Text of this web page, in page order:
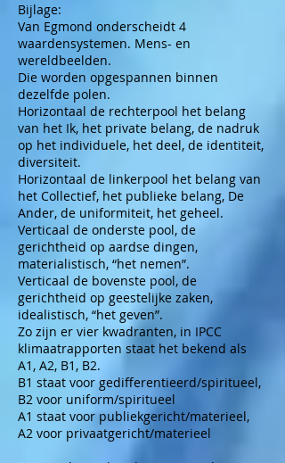
Bijlage:
Van Egmond onderscheidt 4
waardensystemen. Mens- en
wereldbeelden.
Die worden opgespannen binnen
dezelfde polen.
Horizontaal de rechterpool het belang
van het Ik, het private belang, de nadruk
op het individuele, het deel, de identiteit,
diversiteit.
Horizontaal de linkerpool het belang van
het Collectief, het publieke belang, De
Ander, de uniformiteit, het geheel.
Verticaal de onderste pool, de
gerichtheid op aardse dingen,
materialistisch, “het nemen”.
Verticaal de bovenste pool, de
gerichtheid op geestelijke zaken,
idealistisch, “het geven”.
Zo zijn er vier kwadranten, in IPCC
klimaatrapporten staat het bekend als
A1, A2, B1, B2.
B1 staat voor gedifferentieerd/spiritueel,
B2 voor uniform/spiritueel
A1 staat voor publiekgericht/materieel,
A2 voor privaatgericht/materieel